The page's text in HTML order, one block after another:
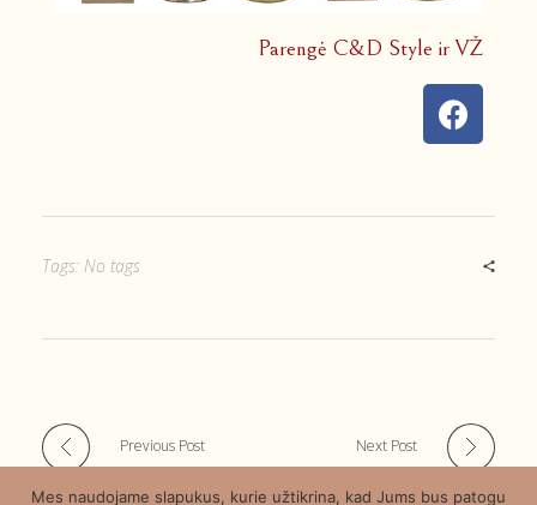
Parengė C&D Style ir VŽ
Tags: No tags
Previous Post Next Post
Mes naudojame slapukus, kurie užtikrina, kad Jums bus patogu